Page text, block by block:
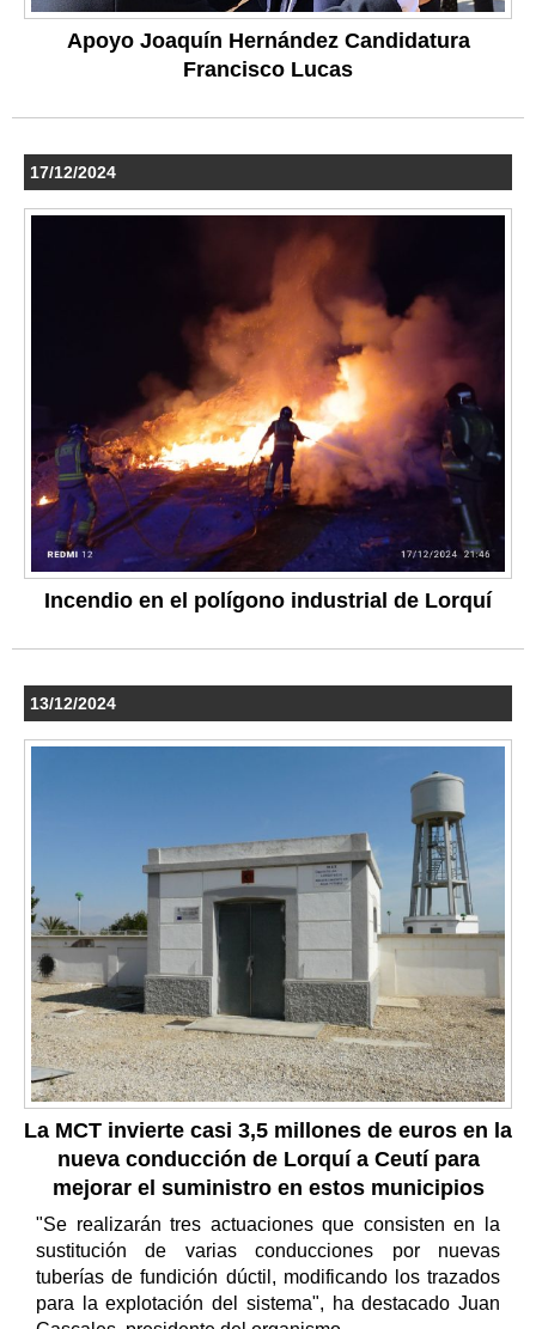
Apoyo Joaquín Hernández Candidatura
Francisco Lucas
17/12/2024
Incendio en el polígono industrial de Lorquí
13/12/2024
La MCT invierte casi 3,5 millones de euros en la
nueva conducción de Lorquí a Ceutí para
mejorar el suministro en estos municipios
"Se realizarán tres actuaciones que consisten en la
sustitución de varias conducciones por nuevas
tuberías de fundición dúctil, modificando los trazados
para la explotación del sistema", ha destacado Juan